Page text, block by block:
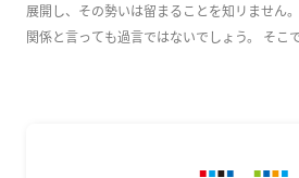
展開し、その勢いは留まることを知リません
関係と言っても過言ではないでしょう。 そこ